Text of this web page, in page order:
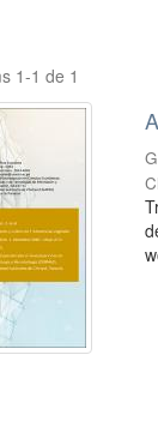
1-1 de 1